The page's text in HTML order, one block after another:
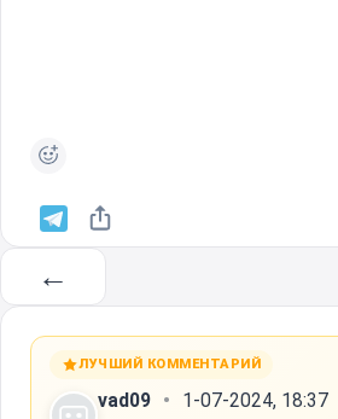
←
ЛУЧШИЙ КОММЕНТАРИЙ
vad09
1-07-2024, 18:37